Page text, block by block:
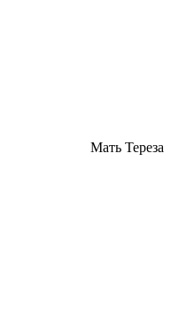
Мать Тереза